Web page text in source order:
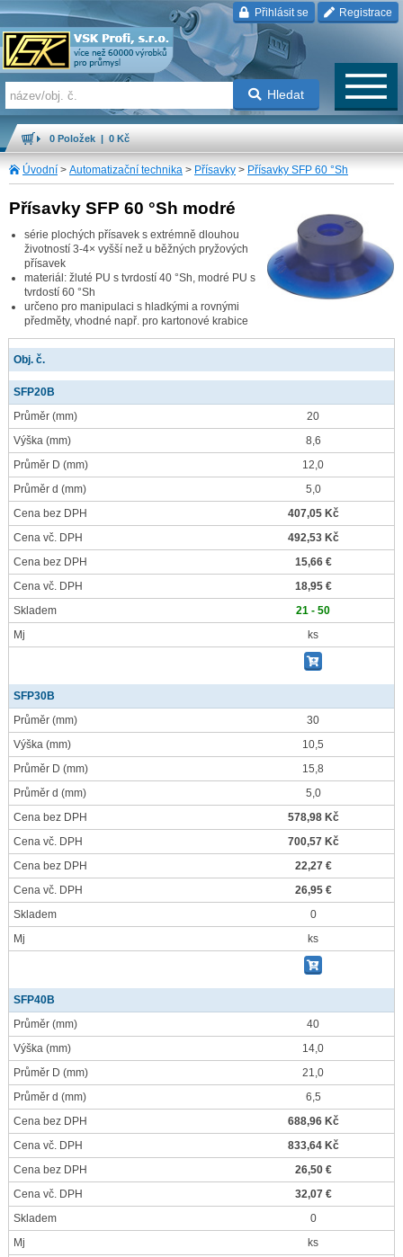
Přihlásit se Registrace
Hledat
0 Položek | 0 Kč
Úvodní > Automatizační technika > Přísavky > Přísavky SFP 60 °Sh
Přísavky SFP 60 °Sh modré
série plochých přísavek s extrémně dlouhou
životností 3-4× vyšší než u běžných pryžových
přísavek
materiál: žluté PU s tvrdostí 40 °Sh, modré PU s
tvrdostí 60 °Sh
určeno pro manipulaci s hladkými a rovnými
předměty, vhodné např. pro kartonové krabice
Obj. č.
SFP20B
Průměr (mm)
20
Výška (mm)
8,6
Průměr D (mm)
12,0
Průměr d (mm)
5,0
Cena bez DPH
407,05 Kč
Cena vč. DPH
492,53 Kč
Cena bez DPH
15,66 €
Cena vč. DPH
18,95 €
Skladem
21 - 50
Mj
ks
SFP30B
Průměr (mm)
30
Výška (mm)
10,5
Průměr D (mm)
15,8
Průměr d (mm)
5,0
Cena bez DPH
578,98 Kč
Cena vč. DPH
700,57 Kč
Cena bez DPH
22,27 €
Cena vč. DPH
26,95 €
Skladem
0
Mj
ks
SFP40B
Průměr (mm)
40
Výška (mm)
14,0
Průměr D (mm)
21,0
Průměr d (mm)
6,5
Cena bez DPH
688,96 Kč
Cena vč. DPH
833,64 Kč
Cena bez DPH
26,50 €
Cena vč. DPH
32,07 €
Skladem
0
Mj
ks